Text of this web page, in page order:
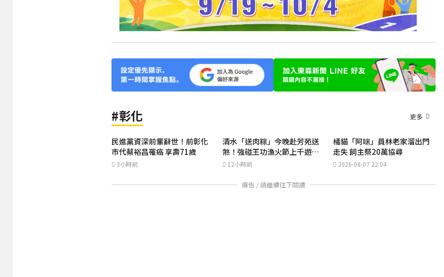
#彰化 更多
民進黨資深前輩辭世！前彰化
市代蔡裕昌罹癌 享壽71歲
3小時前
清水「送肉粽」今晚赴芳苑送
煞！強碰王功漁火節上千遊客
喪家回應了
12小時前
橘貓「阿咪」員林老家溜出門
走失 飼主祭20萬協尋
2026-08-07 22:04
廣告 / 請繼續往下閱讀